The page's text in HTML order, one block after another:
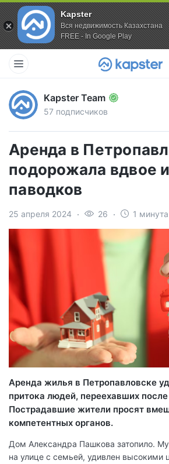
Kapster
Вся недвижимость Казахстана
FREE - In Google Play
Kapster Team
57 подписчиков
Аренда в
подорожала вдвое
паводков
25 апреля 2024 26 1 минута
Аренда жилья в Петропавловске
притока людей, переехавших
Пострадавшие жители просят
компетентных органов.
Дом Александра Пашкова затопило.
на улице с семьей, удивлен высокими